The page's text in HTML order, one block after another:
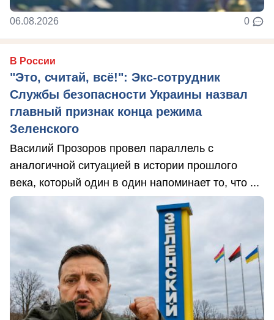
06.08.2026 0
В России
"Это, считай, всё!": Экс-сотрудник
Службы безопасности Украины назвал
главный признак конца режима
Зеленского
Василий Прозоров провел параллель с
аналогичной ситуацией в истории прошлого
века, который один в один напоминает то, что ...